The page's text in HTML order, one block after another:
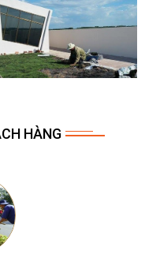
HÀNG